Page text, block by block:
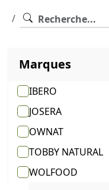
Marques
IBERO
JOSERA
OWNAT
TOBBY NATURAL
WOLFOOD